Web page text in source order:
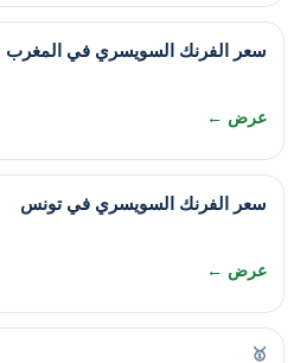
سعر الفرنك السويسري في المغرب
عرض ←
سعر الفرنك السويسري في تونس
عرض ←
🥇